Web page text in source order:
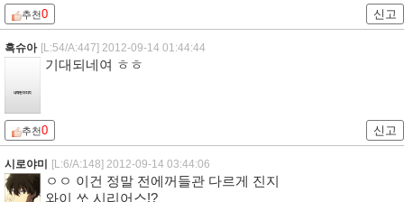
추천0 신고
흑슈아 [L:54/A:447] 2012-09-14 01:44:44
기대되네여 ㅎㅎ
추천0 신고
시로야미 [L:6/A:148] 2012-09-14 03:44:06
ㅇㅇ 이건 정말 전에꺼들관 다르게 진지
와이 쏘 시리어스!?